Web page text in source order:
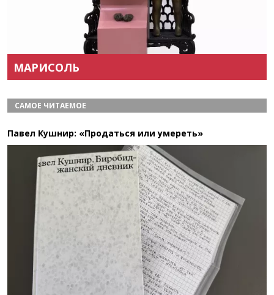
МАРИСОЛЬ
САМОЕ ЧИТАЕМОЕ
Павел Кушнир: «Продаться или умереть»